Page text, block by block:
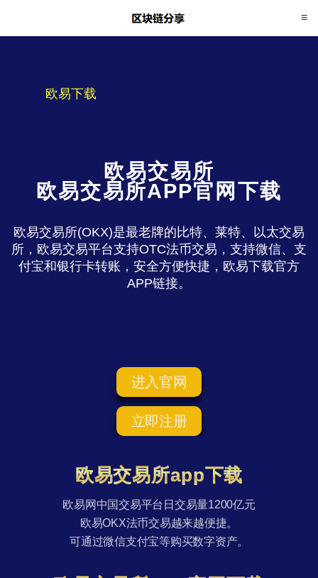
欧易下载
欧易交易所
欧易交易所APP官网下载
欧易交易所(OKX)是最老牌的比特、莱特、以太交易
所，欧易交易平台支持OTC法币交易，支持微信、支
付宝和银行卡转账，安全方便快捷，欧易下载官方
APP链接。
进入官网
立即注册
欧易交易所app下载
欧易网中国交易平台日交易量1200亿元
欧易OKX法币交易越来越便捷。
可通过微信支付宝等购买数字资产。